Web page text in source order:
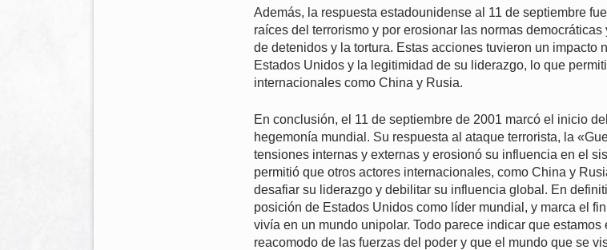
Además, la respuesta estadounidense al 11 de septiembre
raíces del terrorismo y por erosionar las normas
de detenidos y la tortura. Estas acciones tuvieron un impacto
Estados Unidos y la legitimidad de su liderazgo, lo que
internacionales como China y Rusia.
En conclusión, el 11 de septiembre de 2001 marcó el inicio
hegemonía mundial. Su respuesta al ataque terrorista, la
tensiones internas y externas y erosionó su influencia en el
permitió que otros actores internacionales, como China y
desafiar su liderazgo y debilitar su influencia global. En
posición de Estados Unidos como líder mundial, y marca el
vivía en un mundo unipolar. Todo parece indicar que
reacomodo de las fuerzas del poder y que el mundo que se